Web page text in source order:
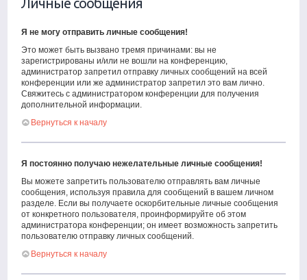
Я не могу отправить личные сообщения!
Это может быть вызвано тремя причинами: вы не
зарегистрированы и/или не вошли на конференцию,
администратор запретил отправку личных сообщений на всей
конференции или же администратор запретил это вам лично.
Свяжитесь с администратором конференции для получения
дополнительной информации.
Вернуться к началу
Я постоянно получаю нежелательные личные сообщения!
Вы можете запретить пользователю отправлять вам личные
сообщения, используя правила для сообщений в вашем личном
разделе. Если вы получаете оскорбительные личные сообщения
от конкретного пользователя, проинформируйте об этом
администратора конференции; он имеет возможность запретить
пользователю отправку личных сообщений.
Вернуться к началу